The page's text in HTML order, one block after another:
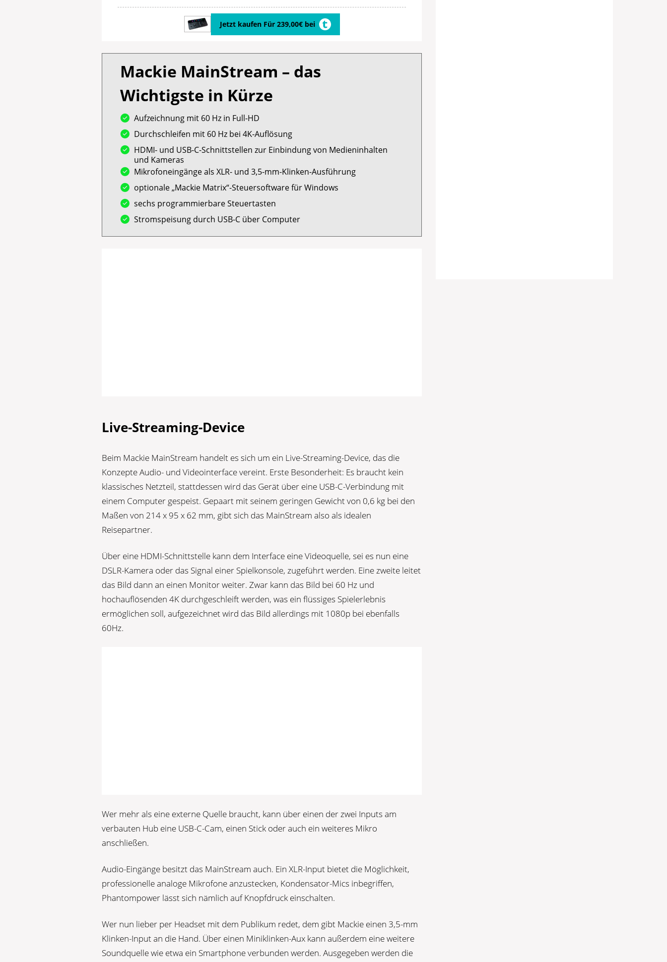
Jetzt kaufen Für 239,00€ bei
Mackie MainStream – das
Wichtigste in Kürze
Aufzeichnung mit 60 Hz in Full-HD
Durchschleifen mit 60 Hz bei 4K-Auflösung
HDMI- und USB-C-Schnittstellen zur Einbindung von Medieninhalten
und Kameras
Mikrofoneingänge als XLR- und 3,5-mm-Klinken-Ausführung
optionale „Mackie Matrix“-Steuersoftware für Windows
sechs programmierbare Steuertasten
Stromspeisung durch USB-C über Computer
Live-Streaming-Device
Beim Mackie MainStream handelt es sich um ein Live-Streaming-Device, das die
Konzepte Audio- und Videointerface vereint. Erste Besonderheit: Es braucht kein
klassisches Netzteil, stattdessen wird das Gerät über eine USB-C-Verbindung mit
einem Computer gespeist. Gepaart mit seinem geringen Gewicht von 0,6 kg bei den
Maßen von 214 x 95 x 62 mm, gibt sich das MainStream also als idealen
Reisepartner.
Über eine HDMI-Schnittstelle kann dem Interface eine Videoquelle, sei es nun eine
DSLR-Kamera oder das Signal einer Spielkonsole, zugeführt werden. Eine zweite leitet
das Bild dann an einen Monitor weiter. Zwar kann das Bild bei 60 Hz und
hochauflösenden 4K durchgeschleift werden, was ein flüssiges Spielerlebnis
ermöglichen soll, aufgezeichnet wird das Bild allerdings mit 1080p bei ebenfalls
60Hz.
Wer mehr als eine externe Quelle braucht, kann über einen der zwei Inputs am
verbauten Hub eine USB-C-Cam, einen Stick oder auch ein weiteres Mikro
anschließen.
Audio-Eingänge besitzt das MainStream auch. Ein XLR-Input bietet die Möglichkeit,
professionelle analoge Mikrofone anzustecken, Kondensator-Mics inbegriffen,
Phantompower lässt sich nämlich auf Knopfdruck einschalten.
Wer nun lieber per Headset mit dem Publikum redet, dem gibt Mackie einen 3,5-mm
Klinken-Input an die Hand. Über einen Miniklinken-Aux kann außerdem eine weitere
Soundquelle wie etwa ein Smartphone verbunden werden. Ausgegeben werden die